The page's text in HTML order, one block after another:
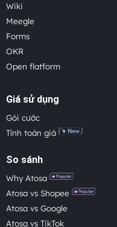
Wiki
Meegle
Forms
OKR
Open flatform
Giá sử dụng
Gói cước
Tính toán giá
So sánh
Why Atosa
Atosa vs Shopee
Atosa vs Google
Atosa vs TikTok